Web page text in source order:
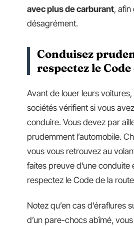
avec plus de carburant, afin
désagrément.
Conduisez
respectez le
Avant de louer leurs
sociétés vérifient si vous
conduire. Vous devez par
prudemment l’automobile.
vous vous retrouvez au
faites preuve d’une conduite
respectez le Code de la
Notez qu’en cas d’éraflures
d’un pare-chocs abîmé,